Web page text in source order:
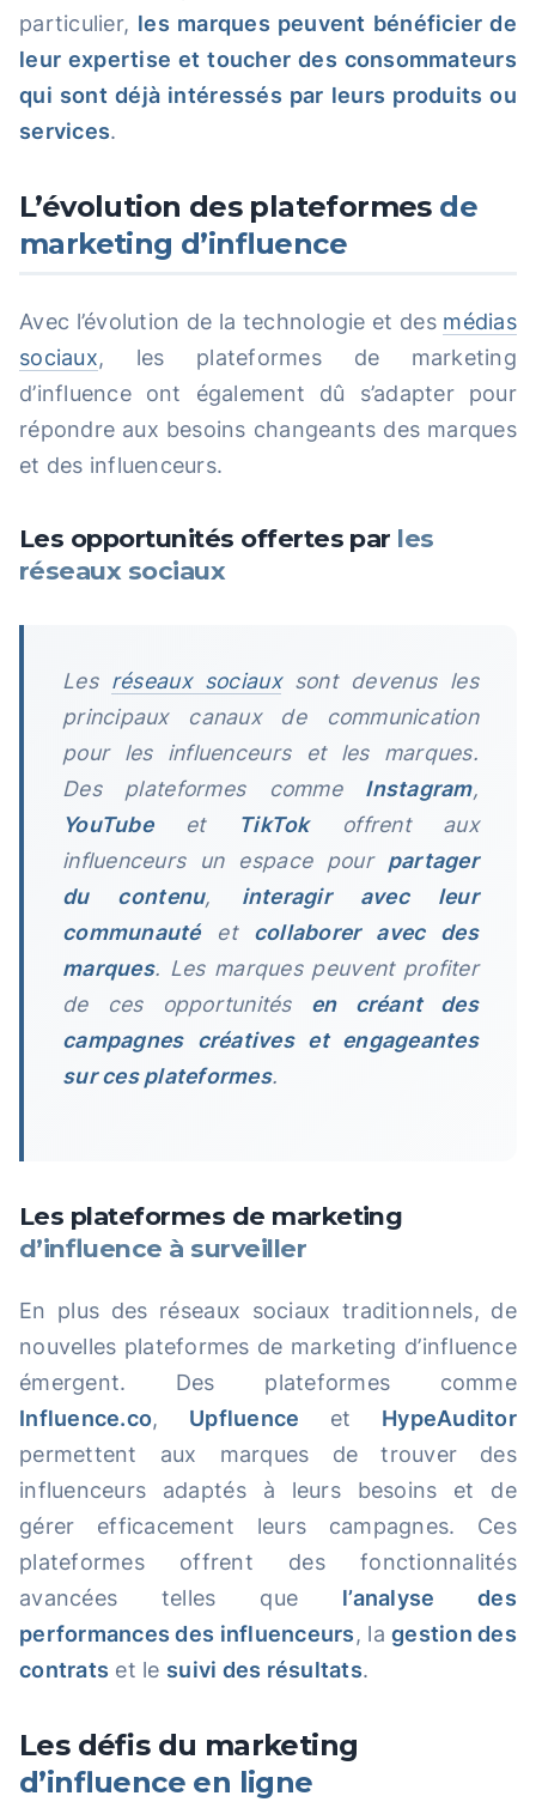
particulier, les marques peuvent bénéficier de
leur expertise et toucher des consommateurs
qui sont déjà intéressés par leurs produits ou
services.
L’évolution des plateformes de
marketing d’influence
Avec l’évolution de la technologie et des médias
sociaux, les plateformes de marketing
d’influence ont également dû s’adapter pour
répondre aux besoins changeants des marques
et des influenceurs.
Les opportunités offertes par les
réseaux sociaux
Les réseaux sociauxsont devenus les
principaux canaux de communication
pour les influenceurs et les marques.
Des plateformes comme Instagram,
YouTubeet TikTokoffrent aux
influenceurs un espace pour partager
du contenu, interagir avec leur
communautéet collaborer avec des
marques. Les marques peuvent profiter
de ces opportunités en créant des
campagnes créatives et engageantes
sur ces plateformes.
Les plateformes de marketing
d’influence à surveiller
En plus des réseaux sociaux traditionnels, de
nouvelles plateformes de marketing d’influence
émergent. Des plateformes comme
Influence.co, Upfluence et HypeAuditor
permettent aux marques de trouver des
influenceurs adaptés à leurs besoins et de
gérer efficacement leurs campagnes. Ces
plateformes offrent des fonctionnalités
avancées telles que l’analyse des
performances des influenceurs, lagestion des
contrats et le suivi des résultats.
Les défis du marketing
d’influence en ligne